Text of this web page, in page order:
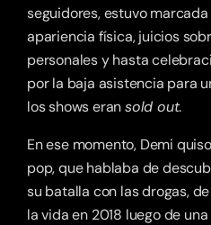
seguidores, estuvo
apariencia física, juicios
personales y hasta
por la baja asistencia para
los shows eran sold out.
En ese momento, Demi
pop, que hablaba de
su batalla con las drogas,
la vida en 2018 luego de